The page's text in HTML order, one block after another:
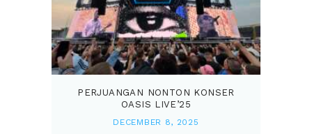
PERJUANGAN NONTON KONSER
OASIS LIVE’25
DECEMBER 8, 2025